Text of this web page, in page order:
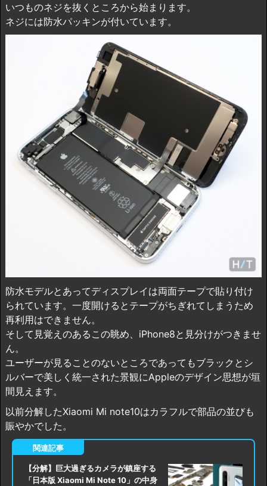
いつものネジを抜くところから始まります。
ネジには防水パッキンが付いています。
防水モデルとあってディスプレイは両面テープで貼り付け
られています。一度開けるとテープがちぎれてしまうため
再利用はできません。
そして見覚えのあるこの眺め、iPhone8と見分けがつきませ
ん。
ユーザーが見ることのないところであってもブラックとシ
ルバーで美しく統一された景観にAppleのデザイン思想が垣
間見えます。
以前分解したXiaomi Mi note10はカラフルで部品の並びも
賑やかでした。
【分解】巨大過ぎるカメラが鎮座する
「日本版 Xiaomi Mi Note 10」の中身